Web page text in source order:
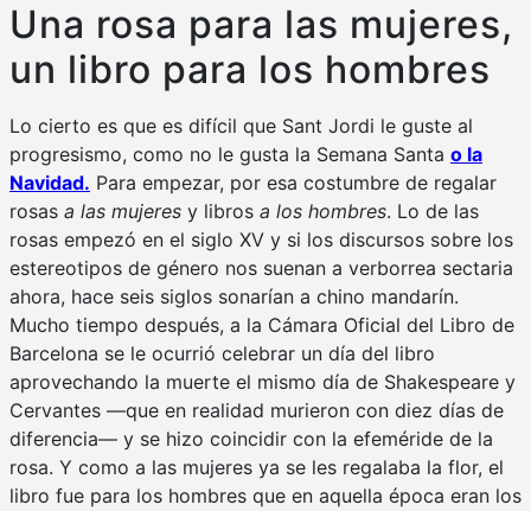
Una rosa para las mujeres,
un libro para los hombres
Lo cierto es que es difícil que Sant Jordi le guste al
progresismo, como no le gusta la Semana Santa o la
Navidad. Para empezar, por esa costumbre de regalar
rosas a las mujeres y libros a los hombres. Lo de las
rosas empezó en el siglo XV y si los discursos sobre los
estereotipos de género nos suenan a verborrea sectaria
ahora, hace seis siglos sonarían a chino mandarín.
Mucho tiempo después, a la Cámara Oficial del Libro de
Barcelona se le ocurrió celebrar un día del libro
aprovechando la muerte el mismo día de Shakespeare y
Cervantes —que en realidad murieron con diez días de
diferencia— y se hizo coincidir con la efeméride de la
rosa. Y como a las mujeres ya se les regalaba la flor, el
libro fue para los hombres que en aquella época eran los